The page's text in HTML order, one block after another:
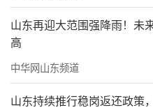
山东再迎大范围强降雨！未
高
中华网山东频道
山东持续推行稳岗返还政策